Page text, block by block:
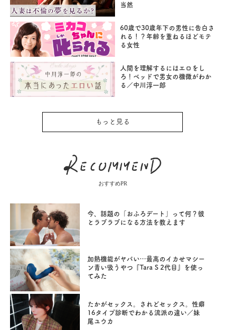
当然
60歳で30歳年下の男性に告白さ
れる！？年齢を重ねるほどモテ
る女性
人間を理解するにはエロをし
ろ！ベッドで男女の機微がわか
る／中川淳一郎
もっと見る
おすすめPR
今、話題の「おふろデート」って何？彼
とラブラブになる方法を教えます
加熱機能がヤバい…最高のイカせマシー
ン青い吸うやつ『Tara S 2代目』を使っ
てみた
たかがセックス。されどセックス。性癖
16タイプ診断でわかる流派の違い／妹
尾ユウカ